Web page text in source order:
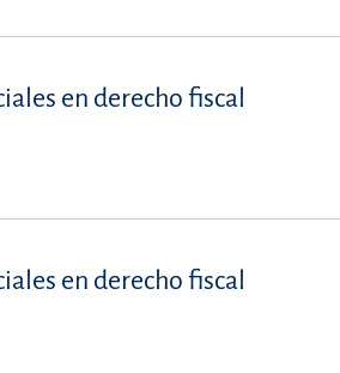
en derecho fiscal
en derecho fiscal